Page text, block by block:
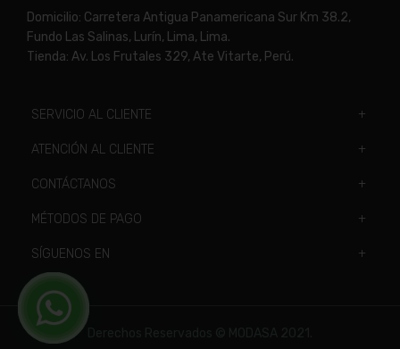
Domicilio: Carretera Antigua Panamericana Sur Km 38.2,
Fundo Las Salinas, Lurín, Lima, Lima.
Tienda: Av. Los Frutales 329, Ate Vitarte, Perú.
SERVICIO AL CLIENTE
ATENCIÓN AL CLIENTE
CONTÁCTANOS
MÉTODOS DE PAGO
SÍGUENOS EN